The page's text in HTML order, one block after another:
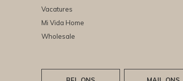
Vacatures
Mi Vida Home
Wholesale